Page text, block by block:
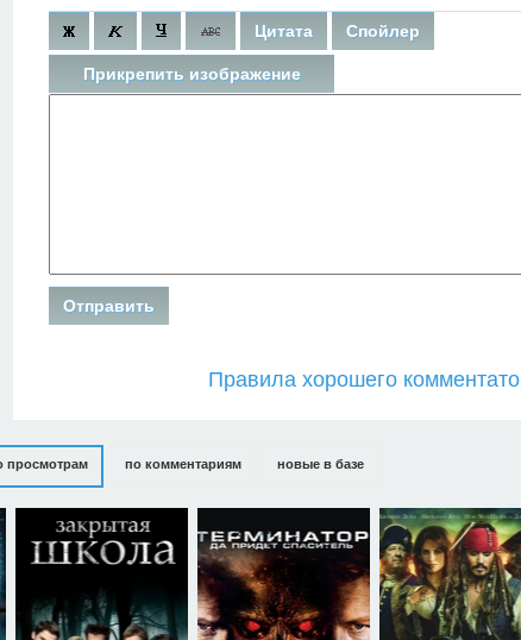
Цитата Спойлер
Прикрепить изображение
Правила хорошего
просмотрам по комментариям новые в базе